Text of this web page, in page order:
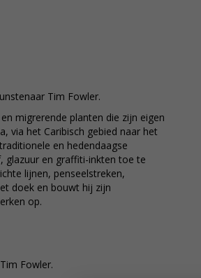
Tim Fowler.
migrerende planten die zijn eigen
via het Caribisch gebied naar het
en hedendaagse
glazuur en graffiti-inkten toe te
lijnen, penseelstreken,
doek en bouwt hij zijn
op.
Fowler.